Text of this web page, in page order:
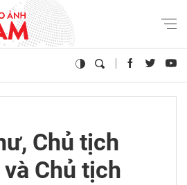
Chủ tịch
Chủ tịch